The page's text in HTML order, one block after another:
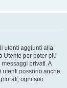
utenti aggiunti alla
Utente per poter più
privati. A
utenti possono anche
ogni suo